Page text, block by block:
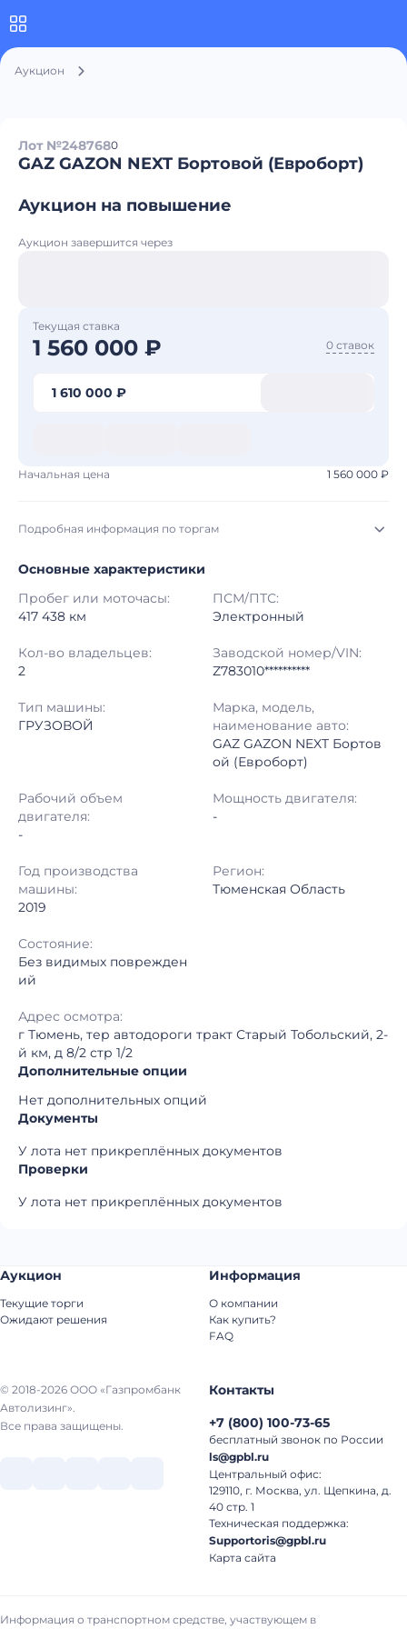
Аукцион
Лот №2487680
GAZ GAZON NEXT Бортовой (Евроборт)
Аукцион на повышение
Аукцион завершится через
Текущая ставка
1 560 000 ₽ 0 ставок
1 610 000 ₽
Начальная цена 1 560 000 ₽
Подробная информация по торгам
Начало торгов: 05.08.2026, 04:10 МСК
Конец торгов: 12.08.2026, 01:42 МСК
Тип аукциона: Открытые торги
Шаг торгов: 50 000 ₽
Регион: Тюменская Область
Основные характеристики
Пробег или моточасы:
417 438 км
ПСМ/ПТС:
Электронный
Кол-во владельцев:
2
Заводской номер/VIN:
Z783010**********
Тип машины:
ГРУЗОВОЙ
Марка, модель,
наименование авто:
GAZ GAZON NEXT Бортов
ой (Евроборт)
Рабочий объем
двигателя:
-
Мощность двигателя:
-
Год производства
машины:
2019
Регион:
Тюменская Область
Состояние:
Без видимых поврежден
ий
Адрес осмотра:
г Тюмень, тер автодороги тракт Старый Тобольский, 2-
й км, д 8/2 стр 1/2
Дополнительные опции
Нет дополнительных опций
Документы
У лота нет прикреплённых документов
Проверки
У лота нет прикреплённых документов
© 2018-2026 ООО «Газпромбанк
Автолизинг».
Все права защищены.
Аукцион
Текущие торги
Ожидают решения
Информация
О компании
Как купить?
FAQ
Контакты
+7 (800) 100-73-65
бесплатный звонок по России
ls@gpbl.ru
Центральный офис:
129110, г. Москва, ул. Щепкина, д.
40 стр. 1
Техническая поддержка:
Supportoris@gpbl.ru
Карта сайта
Информация о транспортном средстве, участвующем в